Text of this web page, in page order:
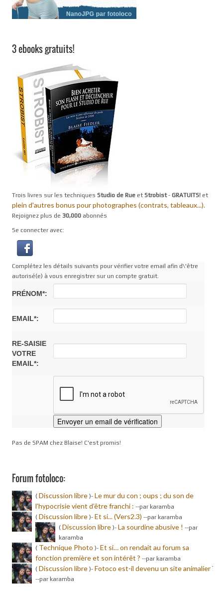
3 ebooks gratuits!
Trois livres sur les techniques Studio de Rue et Strobist- GRATUITS! et
plein d'autres bonus pour photographes (contrats, tableaux...).
Rejoignez plus de 30,000 abonnés
Se connecter avec:
Complétez les détails suivants pour vérifier votre email afin d\'être
autorisé(e) à vous enregistrer sur un compte gratuit.
PRÉNOM*:
EMAIL*:
RE-SAISIE
VOTRE
EMAIL*:
Pas de SPAM chez Blaise! C'est promis!
Forum fotoloco:
( Discussion libre )- Le mur du con ; oups ; du son de
l’hypocrisie vient d’être franchi : --par karamba
( Discussion libre )- Et si... (Vers2.3) --par karamba
( Discussion libre )- La sourdine abusive ! --par
karamba
( Technique Photo )- Et si… on rendait au forum sa
fonction première et son intérêt ? --par karamba
( Discussion libre )- Fotoco est-il devenu un site animalier ?
--par karamba